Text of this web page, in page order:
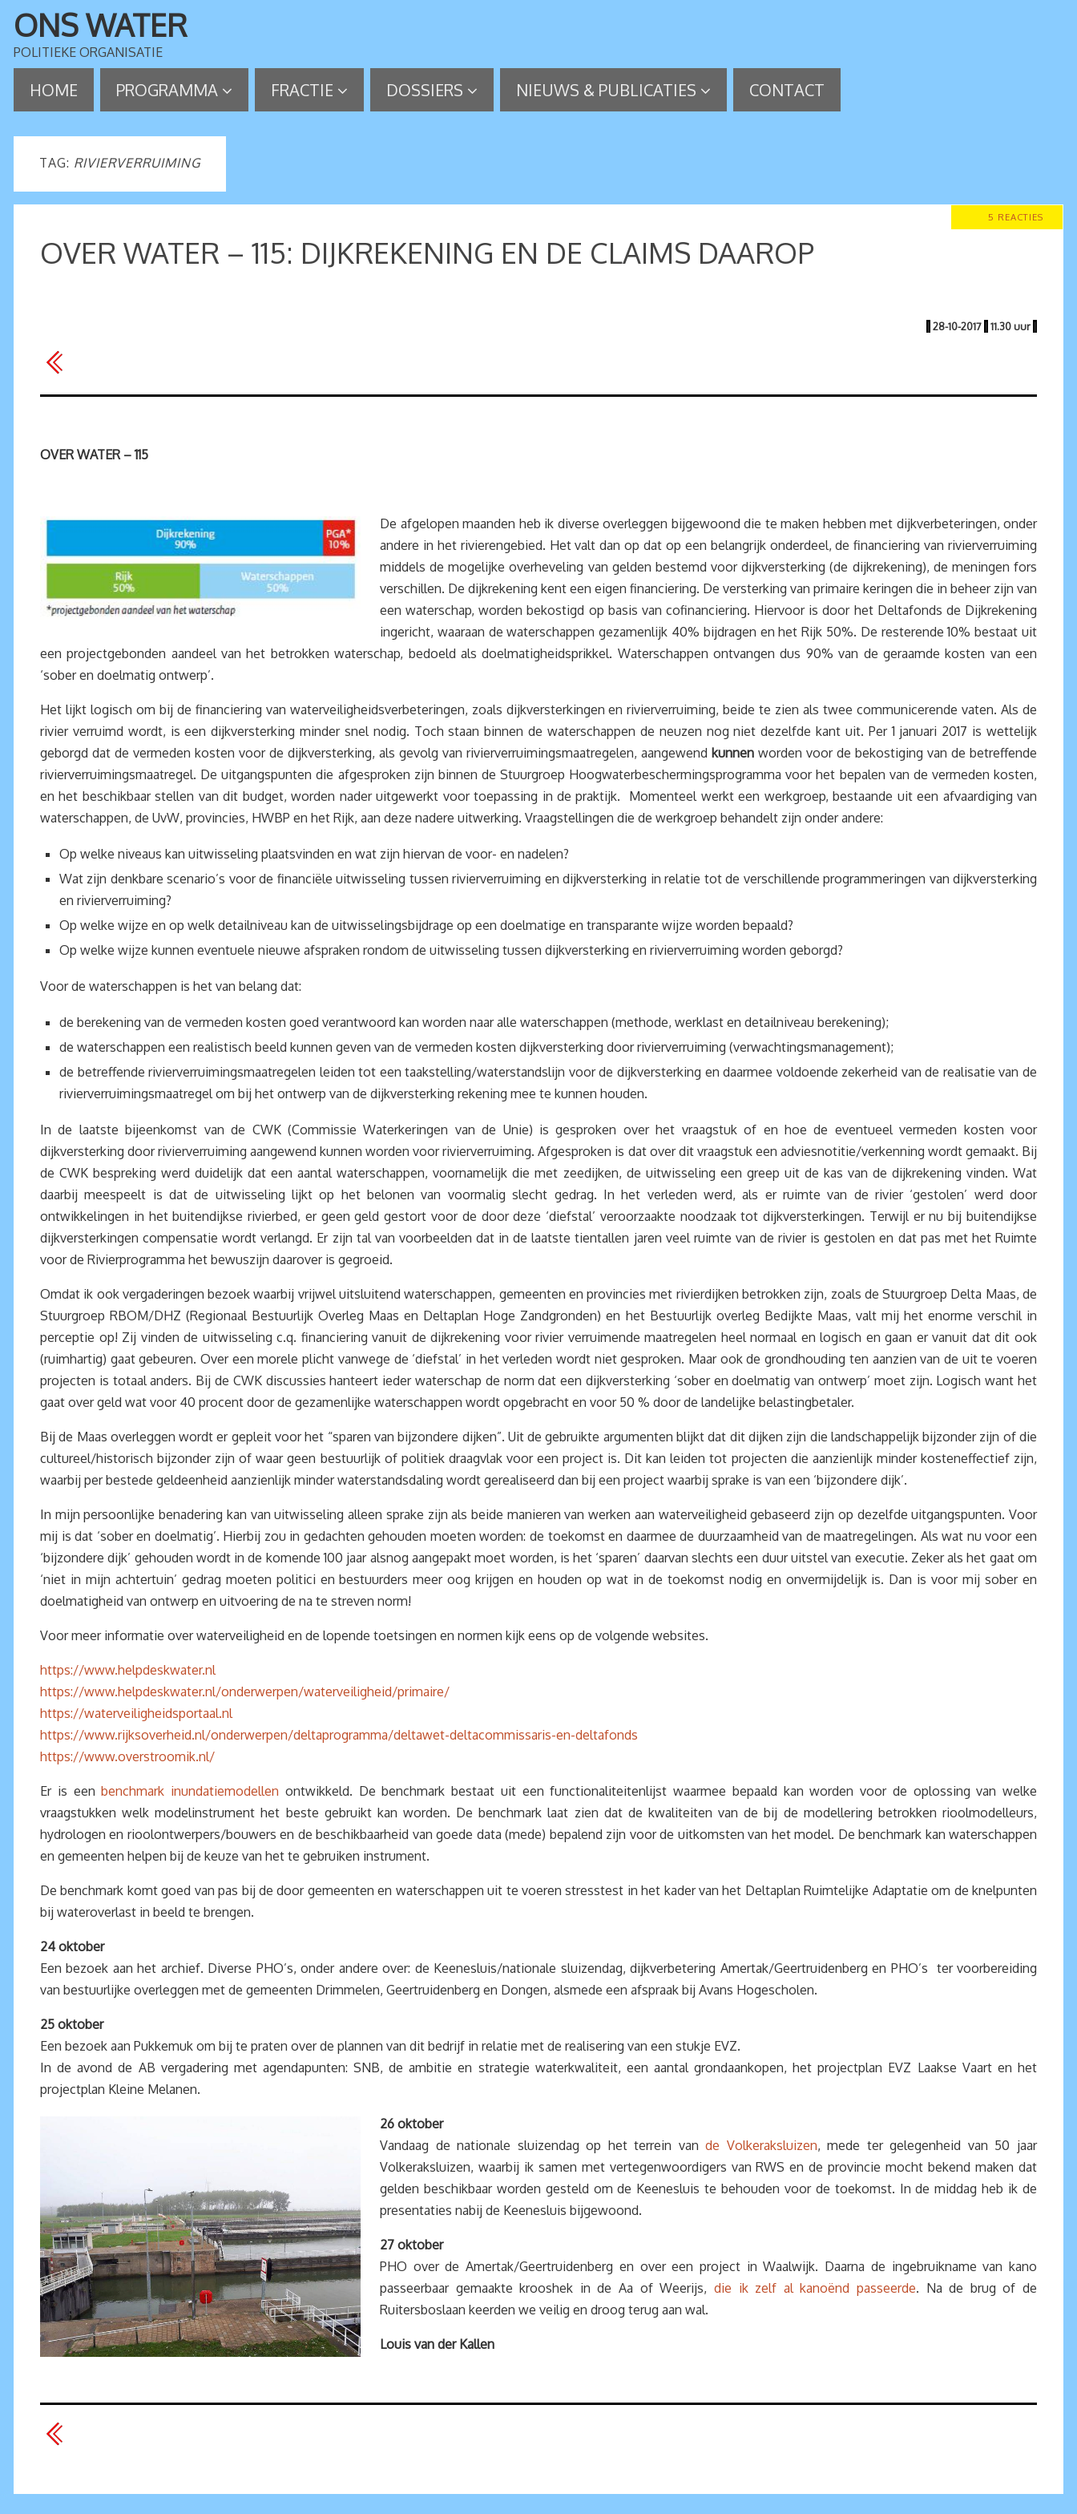
ONS WATER
POLITIEKE ORGANISATIE
HOME PROGRAMMA FRACTIE DOSSIERS NIEUWS & PUBLICATIES CONTACT
TAG: RIVIERVERRUIMING
5 REACTIES
OVER WATER – 115: DIJKREKENING EN DE CLAIMS DAAROP
| 28-10-2017 | 11.30 uur |
OVER WATER – 115
De afgelopen maanden heb ik diverse overleggen bijgewoond die te maken hebben met dijkverbeteringen, onder
andere in het rivierengebied. Het valt dan op dat op een belangrijk onderdeel, de financiering van rivierverruiming
middels de mogelijke overheveling van gelden bestemd voor dijkversterking (de dijkrekening), de meningen fors
verschillen. De dijkrekening kent een eigen financiering. De versterking van primaire keringen die in beheer zijn van
een waterschap, worden bekostigd op basis van cofinanciering. Hiervoor is door het Deltafonds de Dijkrekening
ingericht, waaraan de waterschappen gezamenlijk 40% bijdragen en het Rijk 50%. De resterende 10% bestaat uit
een projectgebonden aandeel van het betrokken waterschap, bedoeld als doelmatigheidsprikkel. Waterschappen ontvangen dus 90% van de geraamde kosten van een
‘sober en doelmatig ontwerp’.
Het lijkt logisch om bij de financiering van waterveiligheidsverbeteringen, zoals dijkversterkingen en rivierverruiming, beide te zien als twee communicerende vaten. Als de
rivier verruimd wordt, is een dijkversterking minder snel nodig. Toch staan binnen de waterschappen de neuzen nog niet dezelfde kant uit. Per 1 januari 2017 is wettelijk
geborgd dat de vermeden kosten voor de dijkversterking, als gevolg van rivierverruimingsmaatregelen, aangewend kunnen worden voor de bekostiging van de betreffende
rivierverruimingsmaatregel. De uitgangspunten die afgesproken zijn binnen de Stuurgroep Hoogwaterbeschermingsprogramma voor het bepalen van de vermeden kosten,
en het beschikbaar stellen van dit budget, worden nader uitgewerkt voor toepassing in de praktijk. Momenteel werkt een werkgroep, bestaande uit een afvaardiging van
waterschappen, de UvW, provincies, HWBP en het Rijk, aan deze nadere uitwerking. Vraagstellingen die de werkgroep behandelt zijn onder andere:
Op welke niveaus kan uitwisseling plaatsvinden en wat zijn hiervan de voor- en nadelen?
Wat zijn denkbare scenario’s voor de financiële uitwisseling tussen rivierverruiming en dijkversterking in relatie tot de verschillende programmeringen van dijkversterking
en rivierverruiming?
Op welke wijze en op welk detailniveau kan de uitwisselingsbijdrage op een doelmatige en transparante wijze worden bepaald?
Op welke wijze kunnen eventuele nieuwe afspraken rondom de uitwisseling tussen dijkversterking en rivierverruiming worden geborgd?
Voor de waterschappen is het van belang dat:
de berekening van de vermeden kosten goed verantwoord kan worden naar alle waterschappen (methode, werklast en detailniveau berekening);
de waterschappen een realistisch beeld kunnen geven van de vermeden kosten dijkversterking door rivierverruiming (verwachtingsmanagement);
de betreffende rivierverruimingsmaatregelen leiden tot een taakstelling/waterstandslijn voor de dijkversterking en daarmee voldoende zekerheid van de realisatie van de
rivierverruimingsmaatregel om bij het ontwerp van de dijkversterking rekening mee te kunnen houden.
In de laatste bijeenkomst van de CWK (Commissie Waterkeringen van de Unie) is gesproken over het vraagstuk of en hoe de eventueel vermeden kosten voor
dijkversterking door rivierverruiming aangewend kunnen worden voor rivierverruiming. Afgesproken is dat over dit vraagstuk een adviesnotitie/verkenning wordt gemaakt. Bij
de CWK bespreking werd duidelijk dat een aantal waterschappen, voornamelijk die met zeedijken, de uitwisseling een greep uit de kas van de dijkrekening vinden. Wat
daarbij meespeelt is dat de uitwisseling lijkt op het belonen van voormalig slecht gedrag. In het verleden werd, als er ruimte van de rivier ‘gestolen’ werd door
ontwikkelingen in het buitendijkse rivierbed, er geen geld gestort voor de door deze ‘diefstal’ veroorzaakte noodzaak tot dijkversterkingen. Terwijl er nu bij buitendijkse
dijkversterkingen compensatie wordt verlangd. Er zijn tal van voorbeelden dat in de laatste tientallen jaren veel ruimte van de rivier is gestolen en dat pas met het Ruimte
voor de Rivierprogramma het bewuszijn daarover is gegroeid.
Omdat ik ook vergaderingen bezoek waarbij vrijwel uitsluitend waterschappen, gemeenten en provincies met rivierdijken betrokken zijn, zoals de Stuurgroep Delta Maas, de
Stuurgroep RBOM/DHZ (Regionaal Bestuurlijk Overleg Maas en Deltaplan Hoge Zandgronden) en het Bestuurlijk overleg Bedijkte Maas, valt mij het enorme verschil in
perceptie op! Zij vinden de uitwisseling c.q. financiering vanuit de dijkrekening voor rivier verruimende maatregelen heel normaal en logisch en gaan er vanuit dat dit ook
(ruimhartig) gaat gebeuren. Over een morele plicht vanwege de ‘diefstal’ in het verleden wordt niet gesproken. Maar ook de grondhouding ten aanzien van de uit te voeren
projecten is totaal anders. Bij de CWK discussies hanteert ieder waterschap de norm dat een dijkversterking ‘sober en doelmatig van ontwerp’ moet zijn. Logisch want het
gaat over geld wat voor 40 procent door de gezamenlijke waterschappen wordt opgebracht en voor 50 % door de landelijke belastingbetaler.
Bij de Maas overleggen wordt er gepleit voor het “sparen van bijzondere dijken”. Uit de gebruikte argumenten blijkt dat dit dijken zijn die landschappelijk bijzonder zijn of die
cultureel/historisch bijzonder zijn of waar geen bestuurlijk of politiek draagvlak voor een project is. Dit kan leiden tot projecten die aanzienlijk minder kosteneffectief zijn,
waarbij per bestede geldeenheid aanzienlijk minder waterstandsdaling wordt gerealiseerd dan bij een project waarbij sprake is van een ‘bijzondere dijk’.
In mijn persoonlijke benadering kan van uitwisseling alleen sprake zijn als beide manieren van werken aan waterveiligheid gebaseerd zijn op dezelfde uitgangspunten. Voor
mij is dat ‘sober en doelmatig’. Hierbij zou in gedachten gehouden moeten worden: de toekomst en daarmee de duurzaamheid van de maatregelingen. Als wat nu voor een
‘bijzondere dijk’ gehouden wordt in de komende 100 jaar alsnog aangepakt moet worden, is het ‘sparen’ daarvan slechts een duur uitstel van executie. Zeker als het gaat om
‘niet in mijn achtertuin’ gedrag moeten politici en bestuurders meer oog krijgen en houden op wat in de toekomst nodig en onvermijdelijk is. Dan is voor mij sober en
doelmatigheid van ontwerp en uitvoering de na te streven norm!
Voor meer informatie over waterveiligheid en de lopende toetsingen en normen kijk eens op de volgende websites.
https://www.helpdeskwater.nl
https://www.helpdeskwater.nl/onderwerpen/waterveiligheid/primaire/
https://waterveiligheidsportaal.nl
https://www.rijksoverheid.nl/onderwerpen/deltaprogramma/deltawet-deltacommissaris-en-deltafonds
https://www.overstroomik.nl/
Er is eenbenchmark inundatiemodellen ontwikkeld. De benchmark bestaat uit een functionaliteitenlijst waarmee bepaald kan worden voor de oplossing van welke
vraagstukken welk modelinstrument het beste gebruikt kan worden. De benchmark laat zien dat de kwaliteiten van de bij de modellering betrokken rioolmodelleurs,
hydrologen en rioolontwerpers/bouwers en de beschikbaarheid van goede data (mede) bepalend zijn voor de uitkomsten van het model. De benchmark kan waterschappen
en gemeenten helpen bij de keuze van het te gebruiken instrument.
De benchmark komt goed van pas bij de door gemeenten en waterschappen uit te voeren stresstest in het kader van het Deltaplan Ruimtelijke Adaptatie om de knelpunten
bij wateroverlast in beeld te brengen.
24 oktober
Een bezoek aan het archief. Diverse PHO’s, onder andere over: de Keenesluis/nationale sluizendag, dijkverbetering Amertak/Geertruidenberg en PHO’s ter voorbereiding
van bestuurlijke overleggen met de gemeenten Drimmelen, Geertruidenberg en Dongen, alsmede een afspraak bij Avans Hogescholen.
25 oktober
Een bezoek aan Pukkemuk om bij te praten over de plannen van dit bedrijf in relatie met de realisering van een stukje EVZ.
In de avond de AB vergadering met agendapunten: SNB, de ambitie en strategie waterkwaliteit, een aantal grondaankopen, het projectplan EVZ Laakse Vaart en het
projectplan Kleine Melanen.
26 oktober
Vandaag de nationale sluizendag op het terrein vande Volkeraksluizen, mede ter gelegenheid van 50 jaar
Volkeraksluizen, waarbij ik samen met vertegenwoordigers van RWS en de provincie mocht bekend maken dat
gelden beschikbaar worden gesteld om de Keenesluis te behouden voor de toekomst. In de middag heb ik de
presentaties nabij de Keenesluis bijgewoond.
27 oktober
PHO over de Amertak/Geertruidenberg en over een project in Waalwijk. Daarna de ingebruikname van kano
passeerbaar gemaakte krooshek in de Aa of Weerijs, die ik zelf al kanoënd passeerde. Na de brug of de
Ruitersboslaan keerden we veilig en droog terug aan wal.
Louis van der Kallen